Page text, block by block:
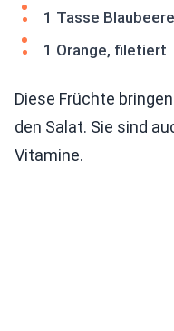
1 Tasse
1 Orange, filetiert
Diese Früchte
den Salat. Sie sind
Vitamine.